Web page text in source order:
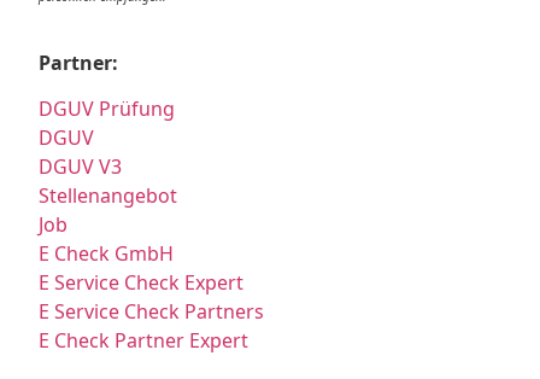
Partner:
DGUV Prüfung
DGUV
DGUV V3
Stellenangebot
Job
E Check GmbH
E Service Check Expert
E Service Check Partners
E Check Partner Expert